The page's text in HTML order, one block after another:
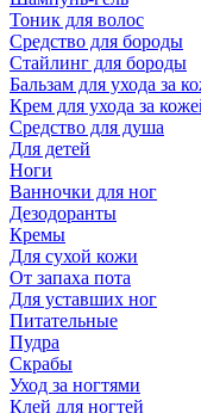
Тоник для волос
Средство для бороды
Стайлинг для бороды
Бальзам для ухода за
Крем для ухода за
Средство для душа
Для детей
Ноги
Ванночки для ног
Дезодоранты
Кремы
Для сухой кожи
От запаха пота
Для уставших ног
Питательные
Пудра
Скрабы
Уход за ногтями
Клей для ногтей